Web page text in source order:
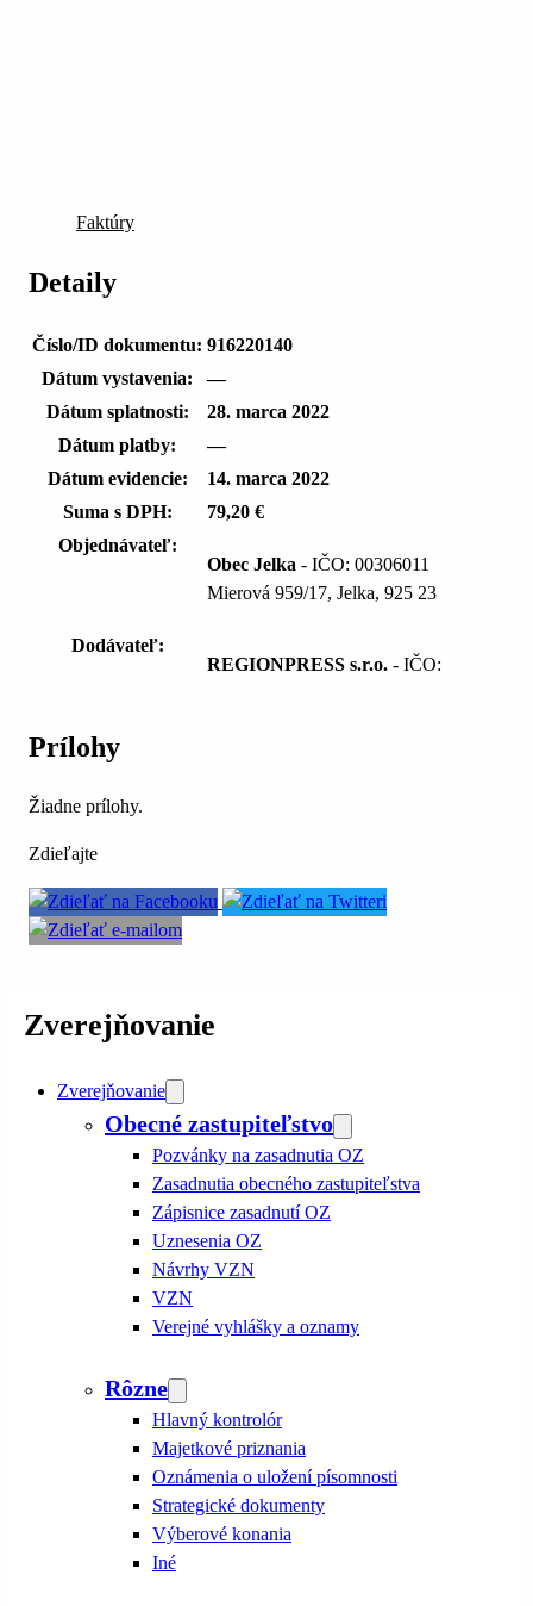
Faktúry
Detaily
Číslo/ID dokumentu: 916220140
Dátum vystavenia:
—
Dátum splatnosti:
28. marca 2022
Dátum platby:
—
Dátum evidencie:
14. marca 2022
Suma s DPH:
79,20 €
Objednávateľ:
Obec Jelka - IČO: 00306011
Mierová 959/17, Jelka, 925 23
Dodávateľ:
REGIONPRESS s.r.o. - IČO:
Prílohy
Žiadne prílohy.
Zdieľajte
Zverejňovanie
Zverejňovanie
Obecné zastupiteľstvo
Pozvánky na zasadnutia OZ
Zasadnutia obecného zastupiteľstva
Zápisnice zasadnutí OZ
Uznesenia OZ
Návrhy VZN
VZN
Verejné vyhlášky a oznamy
Rôzne
Hlavný kontrolór
Majetkové priznania
Oznámenia o uložení písomnosti
Strategické dokumenty
Výberové konania
Iné